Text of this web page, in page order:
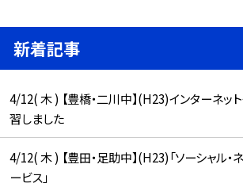
新着記事
4/12( 木 ) 【豊橋・二川中】(H23)インターネッ
習しました
4/12( 木 ) 【豊田・足助中】(H23)「ソーシャル・
ービス」